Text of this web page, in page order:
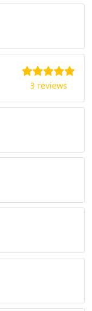
3 reviews